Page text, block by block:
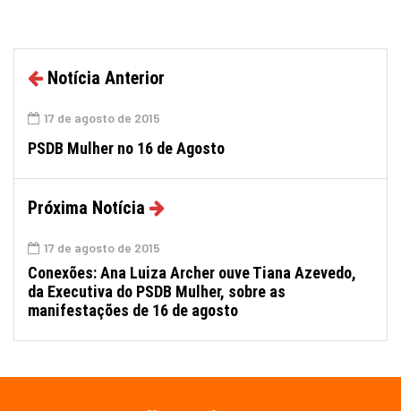
Notícia Anterior
17 de agosto de 2015
PSDB Mulher no 16 de Agosto
Próxima Notícia
17 de agosto de 2015
Conexões: Ana Luiza Archer ouve Tiana Azevedo,
da Executiva do PSDB Mulher, sobre as
manifestações de 16 de agosto